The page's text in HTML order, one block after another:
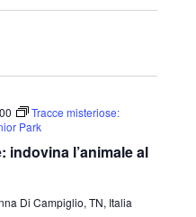
indovina l’animale al
Tracce misteriose:
Park
Di Campiglio, TN, Italia